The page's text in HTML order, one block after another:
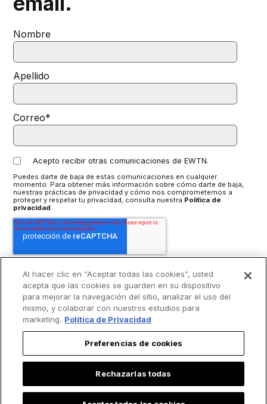
Nombre
Apellido
Correo*
Acepto recibir otras comunicaciones de EWTN.
Puedes darte de baja de estas comunicaciones en cualquier
momento. Para obtener más información sobre cómo darte de baja,
nuestras prácticas de privacidad y cómo nos comprometemos a
proteger y respetar tu privacidad, consulta nuestra Política de
privacidad.
Al hacer clic en “Aceptar todas las cookies”, usted
acepta que las cookies se guarden en su dispositivo
para mejorar la navegación del sitio, analizar el uso del
mismo, y colaborar con nuestros estudios para
marketing. Política de Privacidad
Preferencias de cookies
Rechazarlas todas